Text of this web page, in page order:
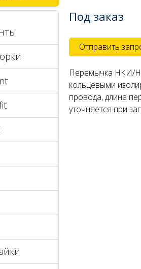
Под заказ
Отправить
Перемычка НКИ/
кольцевыми
провода, длина
уточняется при